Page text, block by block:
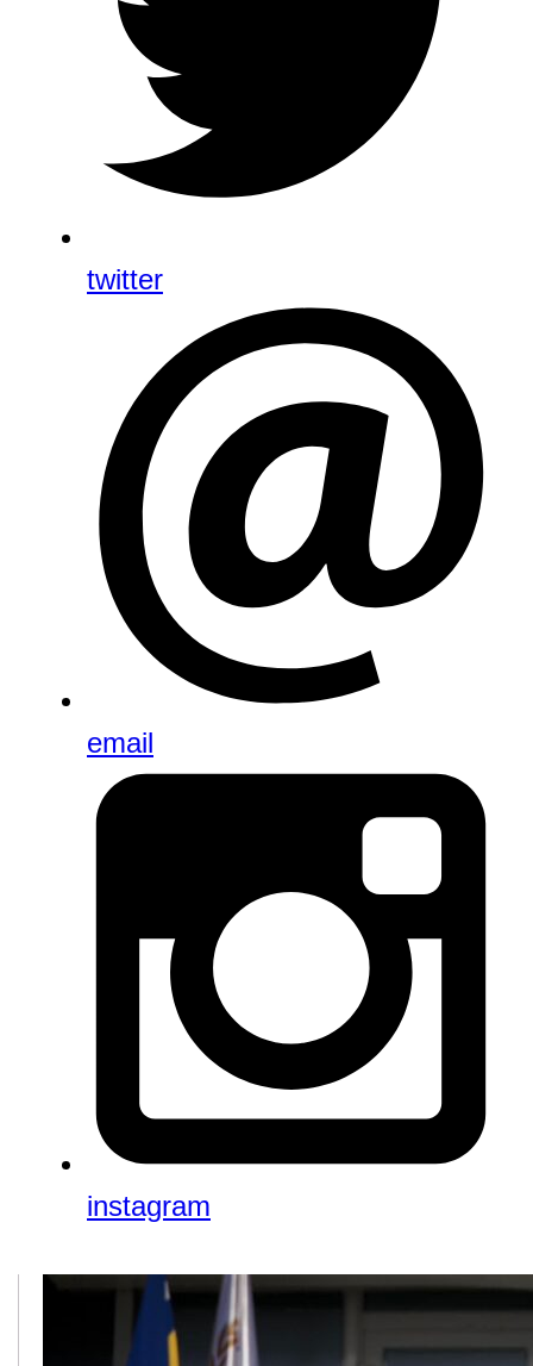
twitter
email
instagram